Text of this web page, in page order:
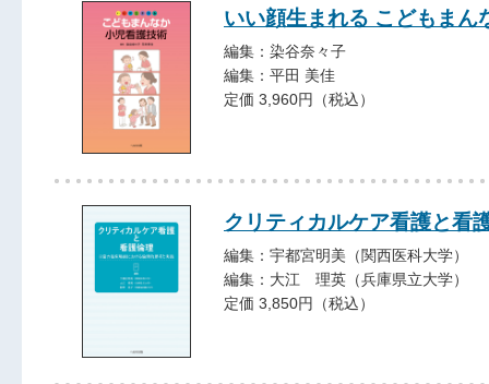
いい顔生まれる こどもまん
編集：染谷奈々子
編集：平田 美佳
定価 3,960円（税込）
クリティカルケア看護と看
編集：宇都宮明美（関西医科大学）
編集：大江 理英（兵庫県立大学）
定価 3,850円（税込）